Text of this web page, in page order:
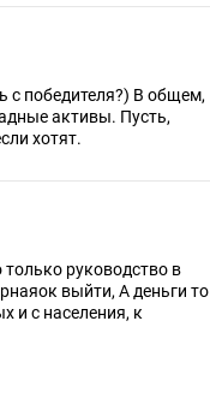
с победителя?) В общем,
активы. Пусть,
хотят.
руководство в
выйти, А деньги то
и с населения, к